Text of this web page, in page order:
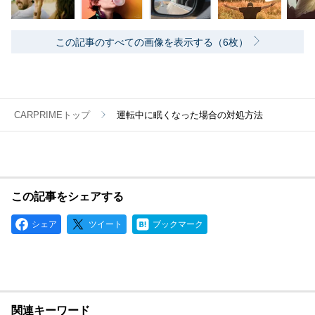
この記事のすべての画像を表示する（6枚）
CARPRIMEトップ 運転中に眠くなった場合の対処方法
この記事をシェアする
シェア ツイート ブックマーク
関連キーワード